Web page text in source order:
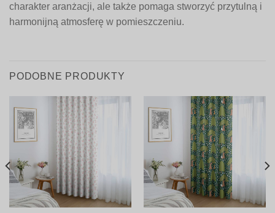
charakter aranżacji, ale także pomaga stworzyć przytulną i
harmonijną atmosferę w pomieszczeniu.
PODOBNE PRODUKTY